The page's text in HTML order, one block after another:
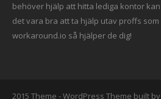
behöver hjälp att hitta lediga kontor kan
det vara bra att ta hjälp utav proffs som
workaround.io så hjälper de dig!
2015 Theme - WordPress Theme built by